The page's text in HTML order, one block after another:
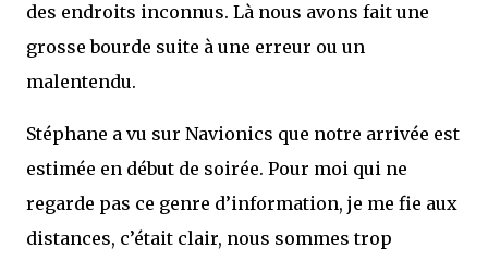
des endroits inconnus. Là nous avons fait une
grosse bourde suite à une erreur ou un
malentendu.
Stéphane a vu sur Navionics que notre arrivée est
estimée en début de soirée. Pour moi qui ne
regarde pas ce genre d’information, je me fie aux
distances, c’était clair, nous sommes trop